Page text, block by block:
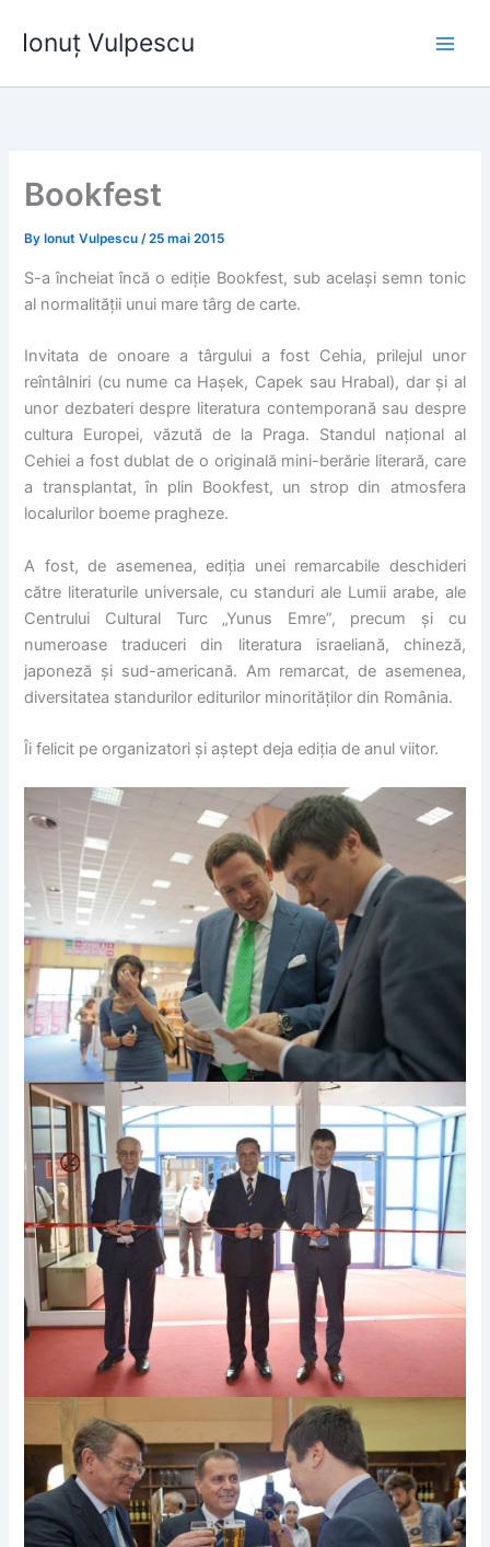
Ionuț Vulpescu
Bookfest
By Ionut Vulpescu/25 mai 2015
S-a încheiat încă o ediție Bookfest, sub același semn tonic
al normalității unui mare târg de carte.
Invitata de onoare a târgului a fost Cehia, prilejul unor
reîntâlniri (cu nume ca Hașek, Capek sau Hrabal), dar și al
unor dezbateri despre literatura contemporană sau despre
cultura Europei, văzută de la Praga. Standul național al
Cehiei a fost dublat de o originală mini-berărie literară, care
a transplantat, în plin Bookfest, un strop din atmosfera
localurilor boeme pragheze.
A fost, de asemenea, ediția unei remarcabile deschideri
către literaturile universale, cu standuri ale Lumii arabe, ale
Centrului Cultural Turc „Yunus Emre”, precum și cu
numeroase traduceri din literatura israeliană, chineză,
japoneză și sud-americană. Am remarcat, de asemenea,
diversitatea standurilor editurilor minorităților din România.
Îi felicit pe organizatori și aștept deja ediția de anul viitor.